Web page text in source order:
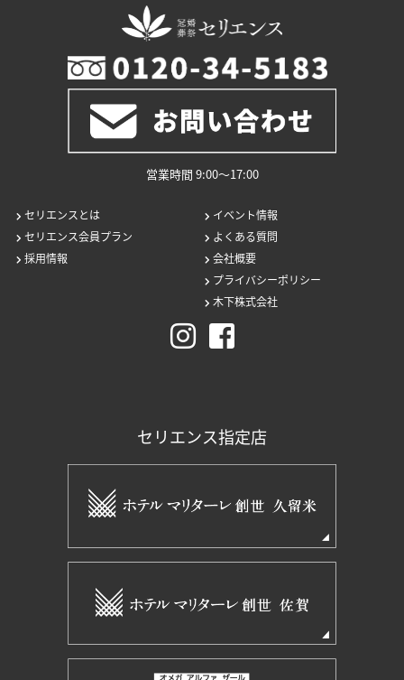
営業時間 9:00〜17:00
セリエンスとは
イベント情報
セリエンス会員プラン
よくある質問
採用情報
会社概要
プライバシーポリシー
木下株式会社
セリエンス指定店